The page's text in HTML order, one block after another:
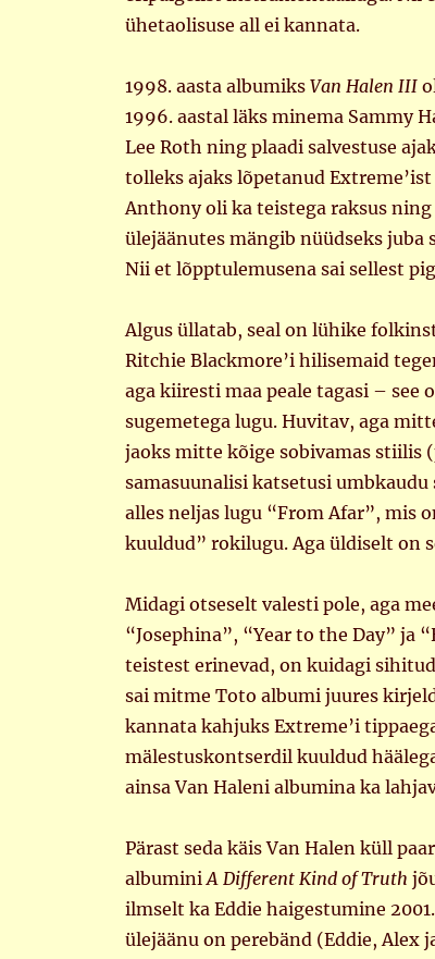
ühetaolisuse all ei kannata.
1998. aasta albumiks Van Halen III
1996. aastal läks minema Sammy
Lee Roth ning plaadi salvestuse
tolleks ajaks lõpetanud
Anthony oli ka teistega raksus
ülejäänutes mängib nüüdseks juba
Nii et lõpptulemusena sai sellest
Algus üllatab, seal on lühike
Ritchie Blackmore’i hilisemaid
aga kiiresti maa peale tagasi – see
sugemetega lugu. Huvitav, aga
jaoks mitte kõige sobivamas stiilis
samasuunalisi katsetusi
alles neljas lugu “From Afar”, mis
kuuldud” rokilugu. Aga üldiselt on
Midagi otseselt valesti pole, aga
“Josephina”, “Year to the Day” ja
teistest erinevad, on kuidagi
sai mitme Toto albumi juures
kannata kahjuks Extreme’i
mälestuskontserdil kuuldud
ainsa Van Haleni albumina ka
Pärast seda käis Van Halen küll
albuminiA Different Kind of Truth
ilmselt ka Eddie haigestumine
ülejäänu on perebänd (Eddie, Alex